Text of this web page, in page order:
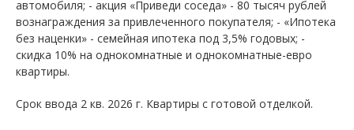
автомобиля; - акция «Приведи соседа» - 80 тысяч рублей
вознаграждения за привлеченного покупателя; - «Ипотека
без наценки» - семейная ипотека под 3,5% годовых; -
скидка 10% на однокомнатные и однокомнатные-евро
квартиры.
Срок ввода 2 кв. 2026 г. Квартиры с готовой отделкой.